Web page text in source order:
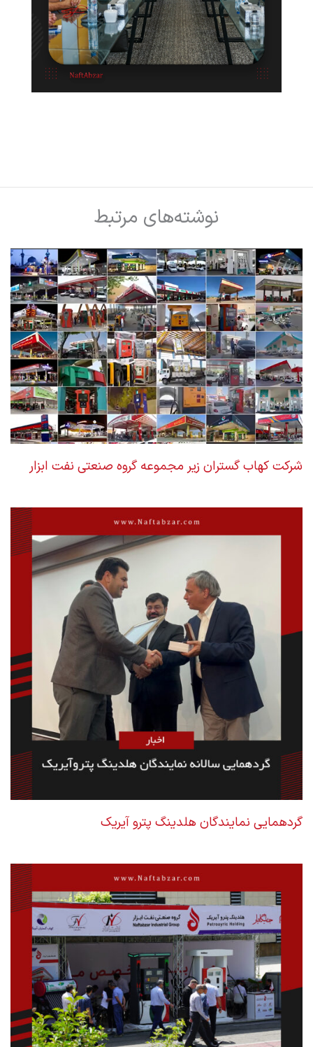
نوشته‌های مرتبط
شرکت کهاب گستران زیر مجموعه گروه صنعتی نفت ابزار
گردهمایی نمایندگان هلدینگ پترو آیریک